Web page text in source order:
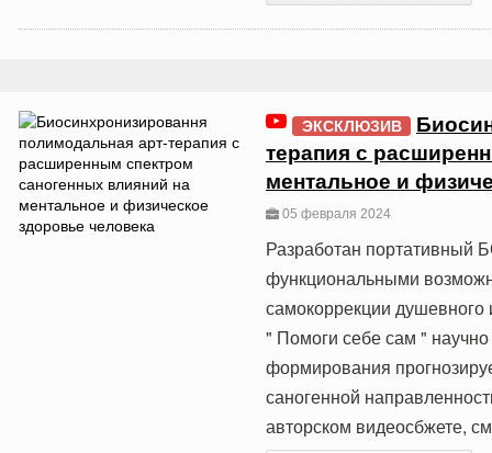
ЭКСКЛЮЗИВ
терапия с
ментальное и
05 февраля 2024
Разработан портативный
функциональными
самокоррекции душевного
" Помоги себе сам "
формирования
саногенной
авторском видеосбжете,